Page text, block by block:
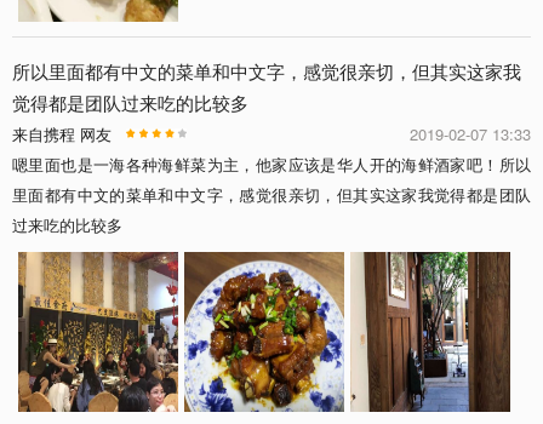
所以里面都有中文的菜单和中文字，感觉很亲切，但其实这家我
觉得都是团队过来吃的比较多
2019-02-07 13:33
来自携程 网友
嗯里面也是一海各种海鲜菜为主，他家应该是华人开的海鲜酒家吧！所以
里面都有中文的菜单和中文字，感觉很亲切，但其实这家我觉得都是团队
过来吃的比较多